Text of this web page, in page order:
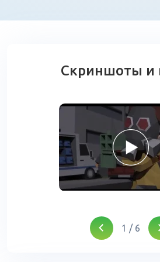
Скриншоты и
1 / 6